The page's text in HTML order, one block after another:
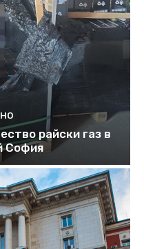
райски газ в
София